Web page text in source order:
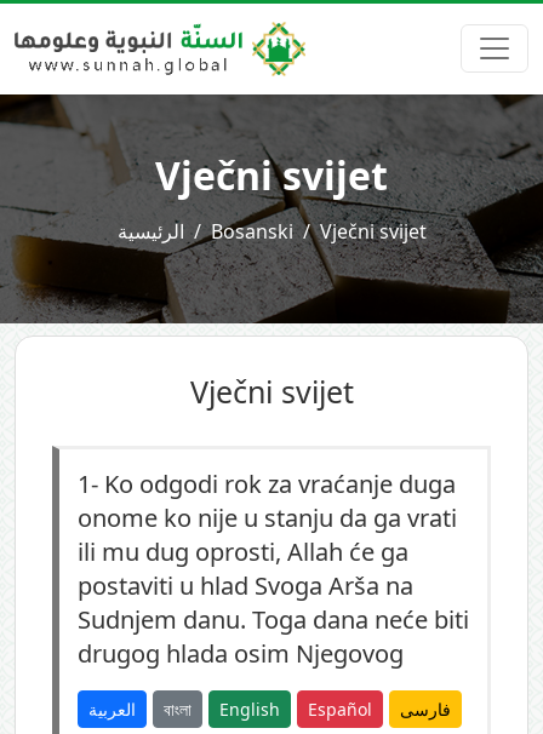
Vječni svijet
الرئيسية Bosanski Vječni svijet
Vječni svijet
1- Ko odgodi rok za vraćanje duga
onome ko nije u stanju da ga vrati
ili mu dug oprosti, Allah će ga
postaviti u hlad Svoga Arša na
Sudnjem danu. Toga dana neće biti
drugog hlada osim Njegovog
العربية বাংলা English Español فارسی